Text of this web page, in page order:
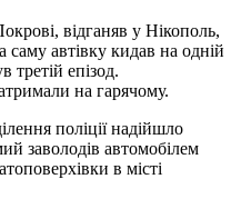
відганяв у Нікополь,
саму автівку кидав на одній
третій епізод.
на гарячому.
поліції надійшло
заволодів автомобілем
в місті